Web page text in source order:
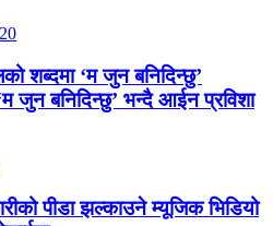
शब्दमा ‘म जुन बनिदिन्छु’
जुन बनिदिन्छु’ भन्दै आईन प्रविशा
पीडा झल्काउने म्यूजिक भिडियो